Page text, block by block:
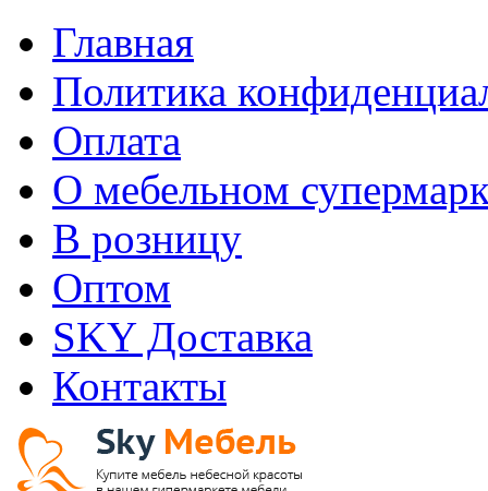
Главная
Политика
Оплата
О мебельном
В розницу
Оптом
SKY Доставка
Контакты